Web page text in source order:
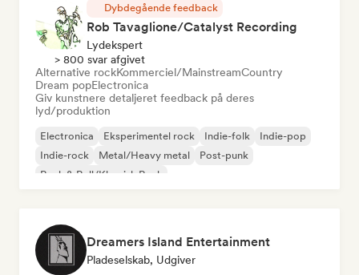
Dybdegående feedback
Rob Tavaglione/Catalyst Recording
Lydekspert
> 800 svar afgivet
Alternative rockKommerciel/MainstreamCountry
Dream popElectronica
Giv kunstnere detaljeret feedback på deres
lyd/produktion
Electronica Eksperimentel rock Indie-folk
Indie-pop
Indie-rock
Metal/Heavy metal
Post-punk
Rock & Roll/Klassisk Rock
Dreamers Island Entertainment
Pladeselskab, Udgiver